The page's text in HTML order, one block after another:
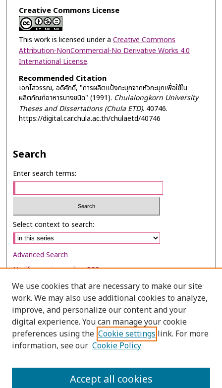
Creative Commons License
This work is licensed under a Creative Commons
Attribution-NonCommercial-No Derivative Works 4.0
International License.
Recommended Citation
เอกโสวรรณ, อดิศักดิ์, "การผลิตแป้งกะบุกจากหัวกะบุกเพื่อใช้ใน
ผลิตภัณฑ์อาหารบางชนิด" (1991). Chulalongkorn University
Theses and Dissertations (Chula ETD). 40746.
https://digital.car.chula.ac.th/chulaetd/40746
Search
Enter search terms:
Select context to search:
Advanced Search
Notify me via email orRSS
Browse
Collections
Disciplines
Authors
We use cookies that are necessary to make our site
work. We may also use additional cookies to analyze,
improve, and personalize our content and your
digital experience. You can manage your cookie
preferences using the Cookie settings link. For more
information, see our Cookie Policy
Accept all cookies